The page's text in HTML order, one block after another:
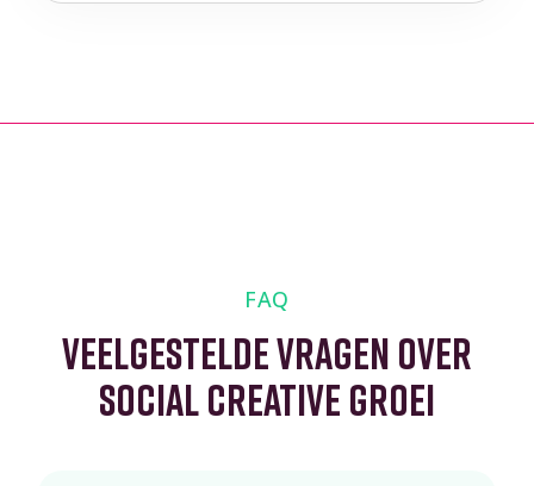
FAQ
VEELGESTELDE VRAGEN OVER
SOCIAL CREATIVE GROEI